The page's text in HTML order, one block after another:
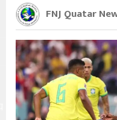
FNJ Quatar